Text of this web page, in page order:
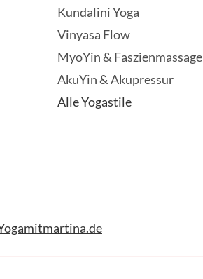
Kundalini Yoga
Vinyasa Flow
MyoYin & Faszienmassage
AkuYin & Akupressur
Alle Yogastile